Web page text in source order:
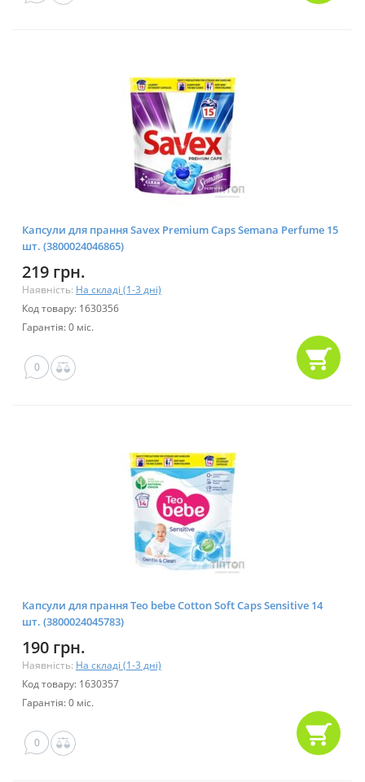
Капсули для прання Savex Premium Caps Semana Perfume 15
шт. (3800024046865)
219 грн.
Наявність: На складі (1-3 дні)
Код товару: 1630356
Гарантія: 0 міс.
0
Капсули для прання Teo bebe Cotton Soft Сaps Sensitive 14
шт. (3800024045783)
190 грн.
Наявність: На складі (1-3 дні)
Код товару: 1630357
Гарантія: 0 міс.
0